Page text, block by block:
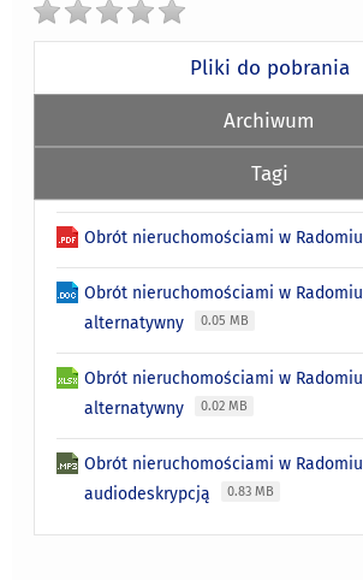
Pliki do pobrania
Archiwum
Tagi
Obrót nieruchomościami w Radomiu
Obrót nieruchomościami w
alternatywny
0.05 MB
Obrót nieruchomościami w
alternatywny
0.02 MB
Obrót nieruchomościami w
audiodeskrypcją
0.83 MB